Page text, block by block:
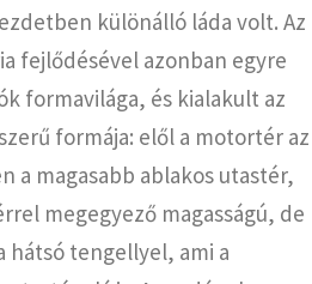
különálló láda volt. Az
fejlődésével azonban egyre
formavilága, és kialakult az
formája: elől a motortér az
a magasabb ablakos utastér,
megegyező magasságú, de
hátsó tengellyel, ami a